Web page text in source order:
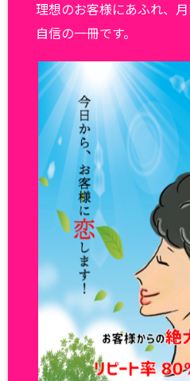
理想のお客様にあふれ、
自信の一冊です。